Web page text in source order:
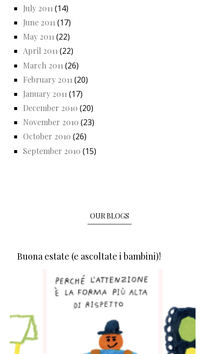
July 2011 (14)
June 2011 (17)
May 2011 (22)
April 2011(22)
March 2011 (26)
February 2011 (20)
January 2011 (17)
December 2010 (20)
November 2010 (23)
October 2010 (26)
September 2010 (15)
OUR BLOGS
Buona estate (e ascoltate i bambini)!